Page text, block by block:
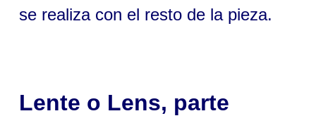
se realiza con el resto de la pieza.
Lente o Lens, parte